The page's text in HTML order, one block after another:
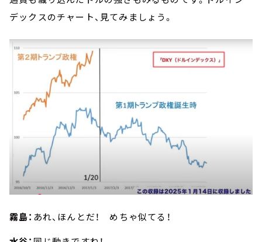
デックスのチャート、見てみましょう。
霧島： あれ、ほんとだ！ めちゃ似てる！